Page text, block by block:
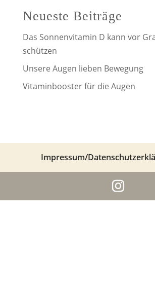
Neueste Beiträge
Das Sonnenvitamin D kann vor
schützen
Unsere Augen lieben Bewegung
Vitaminbooster für die Augen
Impressum/